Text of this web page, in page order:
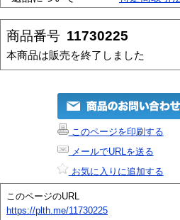
商品番号 11730225
本商品は販売を終了しました
このページを印刷する
メールでURLを送る
お気に入りに追加する
このページのURL
https://plth.me/11730225